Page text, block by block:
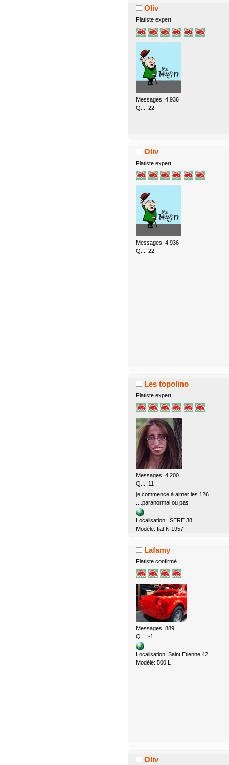
Oliv
Fiatiste expert
Messages: 4.936
Q.I.: 22
Oliv
Fiatiste expert
Messages: 4.936
Q.I.: 22
Les topolino
Fiatiste expert
Messages: 4.200
Q.I.: 11
je commence à aimer les 126
....paranormal ou pas
Localisation: ISERE 38
Modèle: fiat N 1957
Lafamy
Fiatiste confirmé
Messages: 889
Q.I.: -1
Localisation: Saint Etienne 42
Modèle: 500 L
Oliv